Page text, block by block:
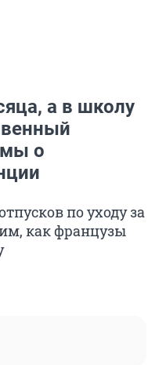
а в школу
о
по уходу за
как французы